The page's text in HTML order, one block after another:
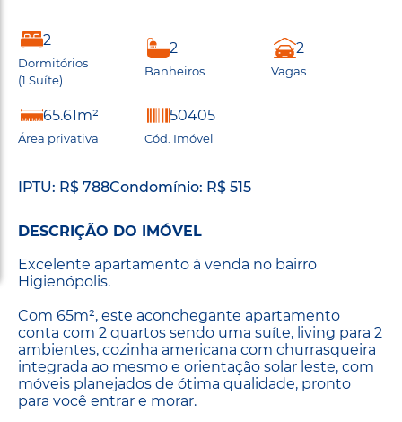
2
Dormitórios
(1 Suíte)
2
Banheiros
2
Vagas
65.61m²
Área privativa
50405
Cód. Imóvel
IPTU: R$ 788Condomínio: R$ 515
DESCRIÇÃO DO IMÓVEL
Excelente apartamento à venda no bairro
Higienópolis.
Com 65m², este aconchegante apartamento
conta com 2 quartos sendo uma suíte, living para 2
ambientes, cozinha americana com churrasqueira
integrada ao mesmo e orientação solar leste, com
móveis planejados de ótima qualidade, pronto
para você entrar e morar.